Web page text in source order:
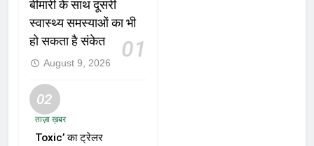
बीमारी के साथ दूसरी
स्वास्थ्य समस्याओं का भी
हो सकता है संकेत
01
August 9, 2026
02
ताज़ा ख़बर
Toxic’ का ट्रेलर